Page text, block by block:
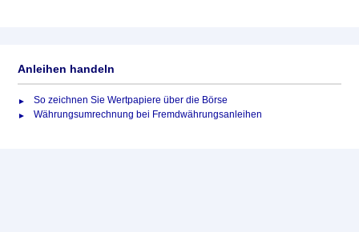
Anleihen handeln
So zeichnen Sie Wertpapiere über die Börse
Währungsumrechnung bei Fremdwährungsanleihen